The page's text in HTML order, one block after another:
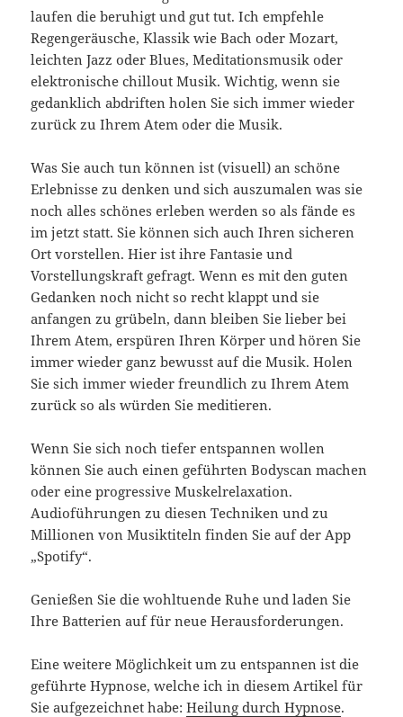
laufen die beruhigt und gut tut. Ich empfehle
Regengeräusche, Klassik wie Bach oder Mozart,
leichten Jazz oder Blues, Meditationsmusik oder
elektronische chillout Musik. Wichtig, wenn sie
gedanklich abdriften holen Sie sich immer wieder
zurück zu Ihrem Atem oder die Musik.
Was Sie auch tun können ist (visuell) an schöne
Erlebnisse zu denken und sich auszumalen was sie
noch alles schönes erleben werden so als fände es
im jetzt statt. Sie können sich auch Ihren sicheren
Ort vorstellen. Hier ist ihre Fantasie und
Vorstellungskraft gefragt. Wenn es mit den guten
Gedanken noch nicht so recht klappt und sie
anfangen zu grübeln, dann bleiben Sie lieber bei
Ihrem Atem, erspüren Ihren Körper und hören Sie
immer wieder ganz bewusst auf die Musik. Holen
Sie sich immer wieder freundlich zu Ihrem Atem
zurück so als würden Sie meditieren.
Wenn Sie sich noch tiefer entspannen wollen
können Sie auch einen geführten Bodyscan machen
oder eine progressive Muskelrelaxation.
Audioführungen zu diesen Techniken und zu
Millionen von Musiktiteln finden Sie auf der App
„Spotify“.
Genießen Sie die wohltuende Ruhe und laden Sie
Ihre Batterien auf für neue Herausforderungen.
Eine weitere Möglichkeit um zu entspannen ist die
geführte Hypnose, welche ich in diesem Artikel für
Sie aufgezeichnet habe:Heilung durch Hypnose.